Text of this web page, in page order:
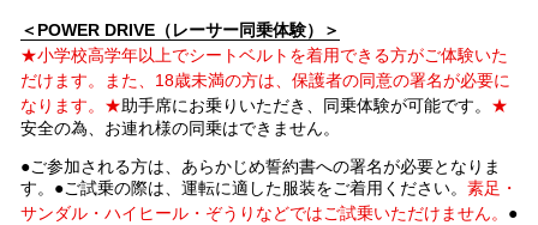
＜POWER DRIVE（レーサー同乗体験）＞
★小学校高学年以上でシートベルトを着用できる方がご体験いた
だけます。また、18歳未満の方は、保護者の同意の署名が必要に
なります。 ★助手席にお乗りいただき、同乗体験が可能です。 ★
安全の為、お連れ様の同乗はできません。
●ご参加される方は、あらかじめ誓約書への署名が必要となりま
す。●ご試乗の際は、運転に適した服装をご着用ください。 素足・
サンダル・ハイヒール・ぞうりなどではご試乗いただけません。 ●